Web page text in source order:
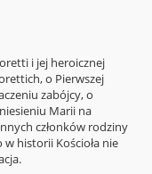
i jej heroicznej
o Pierwszej
zabójcy, o
Marii na
członków rodziny
historii Kościoła nie